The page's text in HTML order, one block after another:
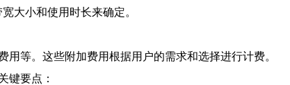
大小和使用时长来确定。
等。这些附加费用根据用户的需求和选择进行计费。
键要点：